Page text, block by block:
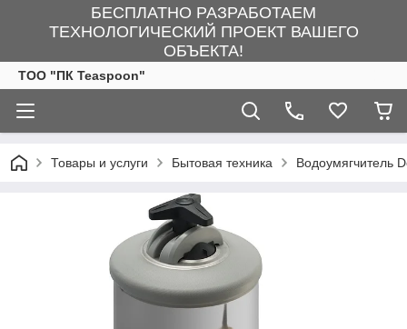
БЕСПЛАТНО РАЗРАБОТАЕМ
ТЕХНОЛОГИЧЕСКИЙ ПРОЕКТ ВАШЕГО
ОБЪЕКТА!
ТОО "ПК Teaspoon"
Товары и услуги Бытовая техника Водоумягчитель